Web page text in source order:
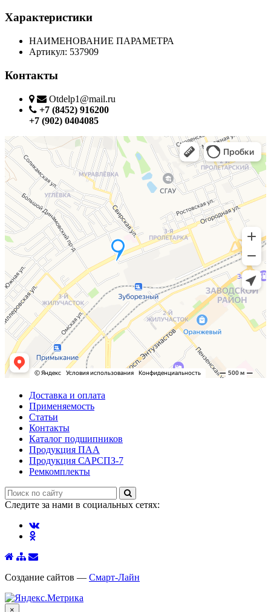
Характеристики
НАИМЕНОВАНИЕ ПАРАМЕТРА
Артикул: 537909
Контакты
Otdelp1@mail.ru
+7 (8452) 916200
+7 (902) 0404085
Доставка и оплата
Применяемость
Статьи
Контакты
Каталог подшипников
Продукция ПАА
Продукция САРСПЗ-7
Ремкомплекты
Следите за нами в социальных сетях:
Создание сайтов — Смарт-Лайн
×